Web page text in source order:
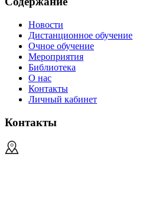
Новости
Дистанционное обучение
Очное обучение
Мероприятия
Библиотека
О нас
Контакты
Личный кабинет
Контакты